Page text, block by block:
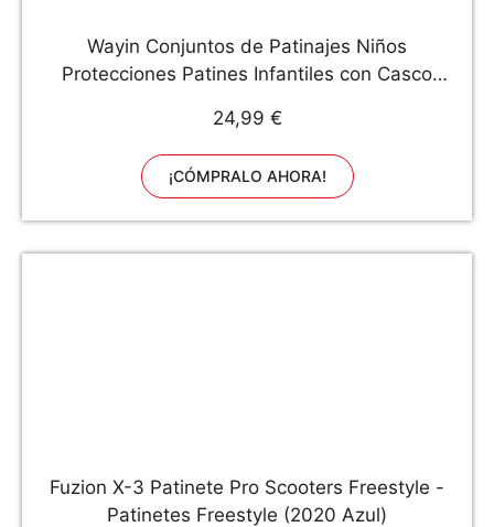
Wayin Conjuntos de Patinajes Niños
Protecciones Patines Infantiles con Casco
Bicicleta Monopatín Deporte（Rosa）
24,99 €
¡CÓMPRALO AHORA!
Fuzion X-3 Patinete Pro Scooters Freestyle -
Patinetes Freestyle (2020 Azul)